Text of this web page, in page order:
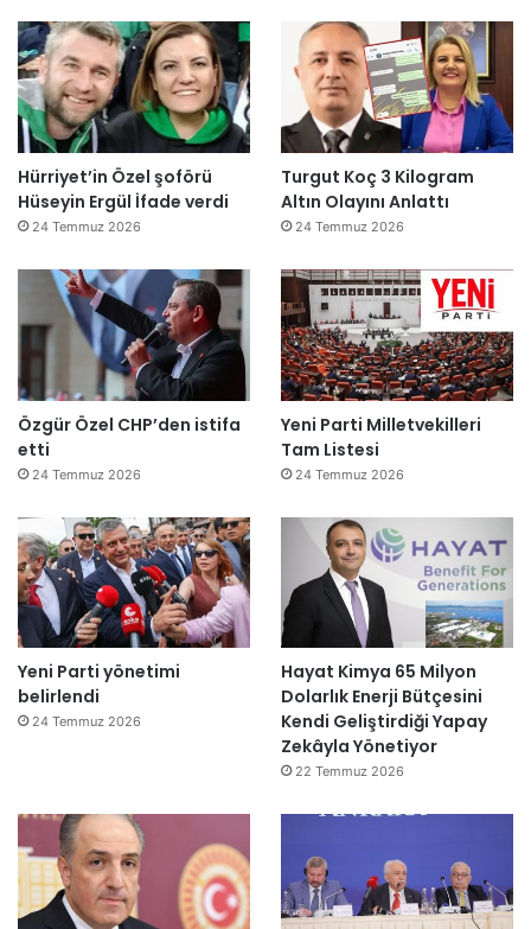
Hürriyet’in Özel şoförü
Hüseyin Ergül İfade verdi
24 Temmuz 2026
Turgut Koç 3 Kilogram
Altın Olayını Anlattı
24 Temmuz 2026
Özgür Özel CHP’den istifa
etti
24 Temmuz 2026
Yeni Parti Milletvekilleri
Tam Listesi
24 Temmuz 2026
Yeni Parti yönetimi
belirlendi
24 Temmuz 2026
Hayat Kimya 65 Milyon
Dolarlık Enerji Bütçesini
Kendi Geliştirdiği Yapay
Zekâyla Yönetiyor
22 Temmuz 2026